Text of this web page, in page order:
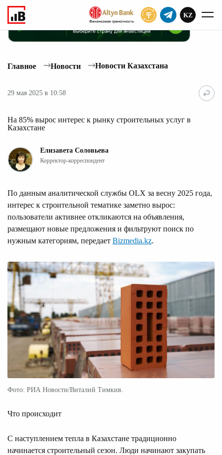
KZ
Главное Новости Новости Казахстана
29 мая 2025 в 10:58
На 85% вырос интерес к рынку строительных услуг в
Казахстане
Елизавета Соловьева
Корректор-корреспондент
По данным аналитической службы OLX за весну 2025 года,
интерес к строительной тематике заметно вырос:
пользователи активнее откликаются на объявления,
размещают новые предложения и фильтруют поиск по
нужным категориям, передает Bizmedia.kz.
Фото: РИА Новости/Виталий Тимкив.
Что происходит
С наступлением тепла в Казахстане традиционно
начинается строительный сезон. Люди начинают закупать